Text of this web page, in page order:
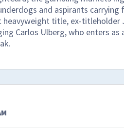
and aspirants
title, ex-titleholder
Carlos Ulberg, who enters